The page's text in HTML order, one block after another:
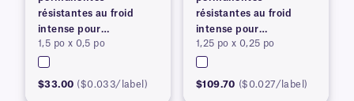
résistantes au froid
intense pour
imprimantes à transfert
thermique
1,5 po x 0,5 po
$33.00 ($0.033/label)
résistantes au froid
intense pour
imprimantes à transfert
thermique
1,25 po x 0,25 po
$109.70 ($0.027/label)